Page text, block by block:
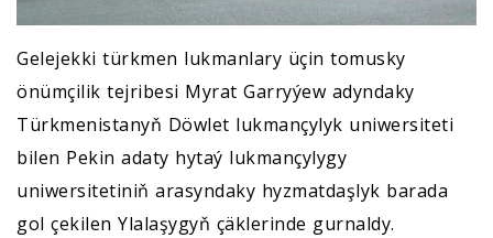
Gelejekki türkmen lukmanlary üçin tomusky
önümçilik tejribesi Myrat Garryýew adyndaky
Türkmenistanyň Döwlet lukmançylyk uniwersiteti
bilen Pekin adaty hytaý lukmançylygy
uniwersitetiniň arasyndaky hyzmatdaşlyk barada
gol çekilen Ylalaşygyň çäklerinde gurnaldy.